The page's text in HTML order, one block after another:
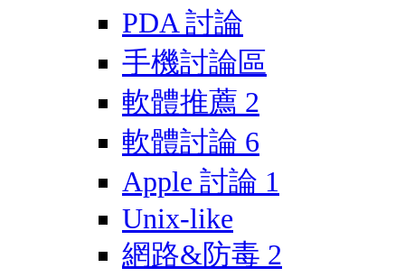
PDA 討論
手機討論區
軟體推薦 2
軟體討論 6
Apple 討論 1
Unix-like
網路&防毒 2